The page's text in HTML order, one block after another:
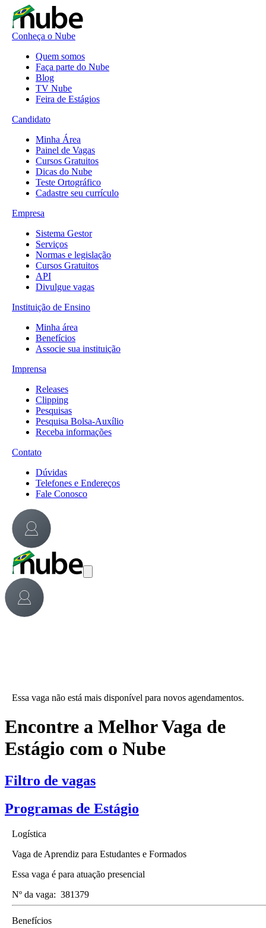
Conheça o Nube
Quem somos
Faça parte do Nube
Blog
TV Nube
Feira de Estágios
Candidato
Minha Área
Painel de Vagas
Cursos Gratuitos
Dicas do Nube
Teste Ortográfico
Cadastre seu currículo
Empresa
Sistema Gestor
Serviços
Normas e legislação
Cursos Gratuitos
API
Divulgue vagas
Instituição de Ensino
Minha área
Benefícios
Associe sua instituição
Imprensa
Releases
Clipping
Pesquisas
Pesquisa Bolsa-Auxílio
Receba informações
Contato
Dúvidas
Telefones e Endereços
Fale Conosco
Essa vaga não está mais disponível para novos agendamentos.
Encontre a Melhor Vaga de
Estágio com o Nube
Filtro de vagas
Programas de Estágio
Logística
Vaga de Aprendiz para Estudantes e Formados
Essa vaga é para atuação presencial
Nº da vaga: 381379
Benefícios